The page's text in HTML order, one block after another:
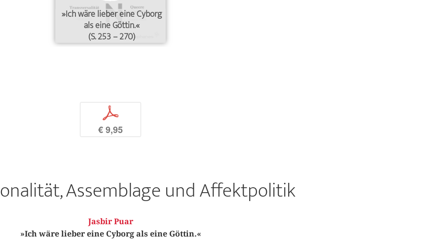
»Ich wäre lieber eine Cyborg
als eine Göttin.«
(S. 253 – 270)
p
€ 9,95
Assemblage und Affektpolitik
Jasbir Puar
»Ich wäre lieber eine Cyborg als eine Göttin.«